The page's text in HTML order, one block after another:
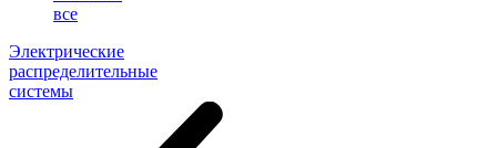
все
Электрические
распределительные
системы